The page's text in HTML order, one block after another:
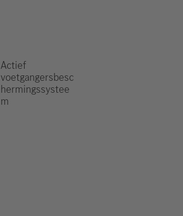
Actief
voetgangersbesc
hermingssystee
m